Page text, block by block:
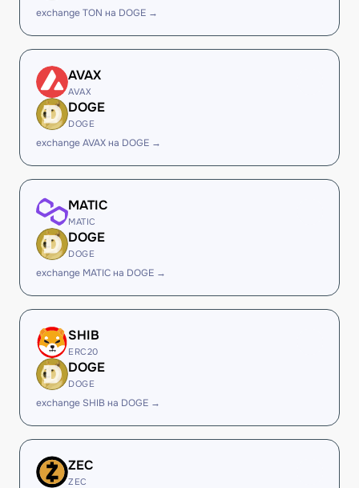
exchange TON на DOGE →
AVAX
AVAX
DOGE
DOGE
exchange AVAX на DOGE →
MATIC
MATIC
DOGE
DOGE
exchange MATIC на DOGE →
SHIB
ERC20
DOGE
DOGE
exchange SHIB на DOGE →
ZEC
ZEC